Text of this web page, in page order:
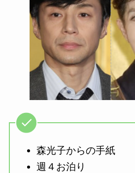
森光子からの手紙
週４お泊り